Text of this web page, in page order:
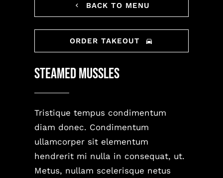
BACK TO MENU
ORDER TAKEOUT
Steamed Mussles
Tristique tempus condimentum
diam donec. Condimentum
ullamcorper sit elementum
hendrerit mi nulla in consequat, ut.
Metus, nullam scelerisque netus